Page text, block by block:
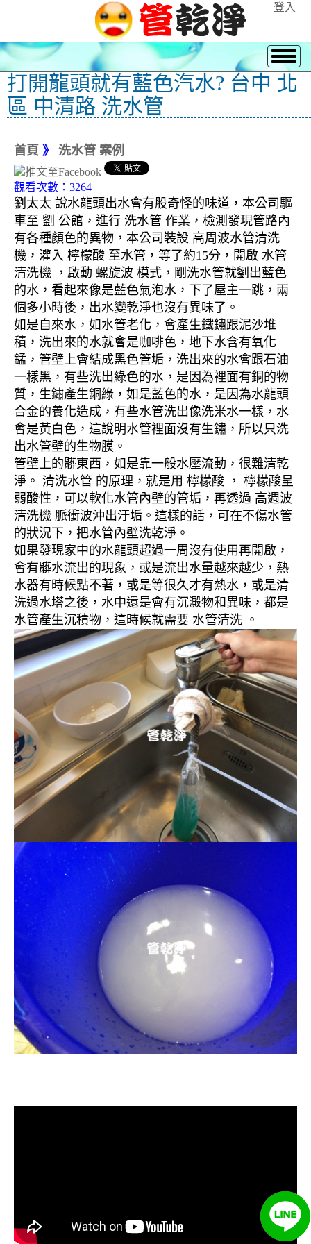
登入
打開龍頭就有藍色汽水? 台中 北
區 中清路 洗水管
首頁 》 洗水管 案例
觀看次數：3264
劉太太 說水龍頭出水會有股奇怪的味道，本公司驅
車至 劉 公館，進行 洗水管 作業，檢測發現管路內
有各種顏色的異物，本公司裝設 高周波水管清洗
機，灌入 檸檬酸 至水管，等了約15分，開啟 水管
清洗機 ，啟動 螺旋波 模式，剛洗水管就劉出藍色
的水，看起來像是藍色氣泡水，下了屋主一跳，兩
個多小時後，出水變乾淨也沒有異味了。
如是自來水，如水管老化，會產生鐵鏽跟泥沙堆
積，洗出來的水就會是咖啡色，地下水含有氧化
錳，管壁上會結成黑色管垢，洗出來的水會跟石油
一樣黑，有些洗出綠色的水，是因為裡面有銅的物
質，生鏽產生銅綠，如是藍色的水，是因為水龍頭
合金的養化造成，有些水管洗出像洗米水一樣，水
會是黃白色，這說明水管裡面沒有生鏽，所以只洗
出水管壁的生物膜。
管壁上的髒東西，如是靠一般水壓流動，很難清乾
淨。 清洗水管 的原理，就是用 檸檬酸 ， 檸檬酸呈
弱酸性，可以軟化水管內壁的管垢，再透過 高週波
清洗機 脈衝波沖出汙垢。這樣的話，可在不傷水管
的狀況下，把水管內壁洗乾淨。
如果發現家中的水龍頭超過一周沒有使用再開啟，
會有髒水流出的現象，或是流出水量越來越少，熱
水器有時候點不著，或是等很久才有熱水，或是清
洗過水塔之後，水中還是會有沉澱物和異味，都是
水管產生沉積物，這時候就需要 水管清洗 。